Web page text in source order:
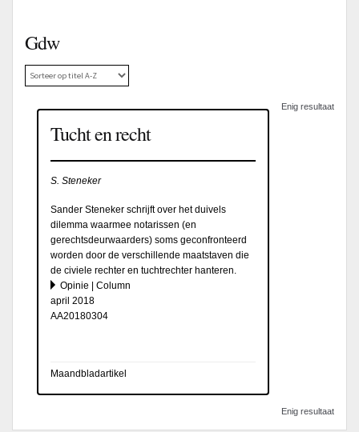
Gdw
Enig resultaat
Tucht en recht
S. Steneker
Sander Steneker schrijft over het duivels
dilemma waarmee notarissen (en
gerechtsdeurwaarders) soms geconfronteerd
worden door de verschillende maatstaven die
de civiele rechter en tuchtrechter hanteren.
Opinie | Column
april 2018
AA20180304
Maandbladartikel
Enig resultaat